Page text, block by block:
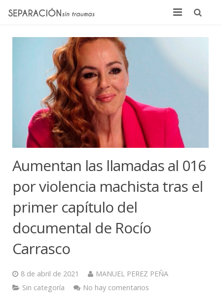
Inicio
Quienes somos
Sentencias
Contacto
Aumentan las llamadas al 016
por violencia machista tras el
primer capítulo del
documental de Rocío
Carrasco
8 de abril de 2021
MANUEL PEREZ PEÑA
Sin categoría
No hay comentarios